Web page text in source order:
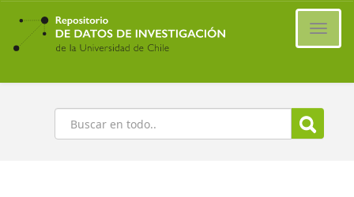
Ir
contenido
principal
Buscar